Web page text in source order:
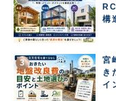
構
宮
き
イ